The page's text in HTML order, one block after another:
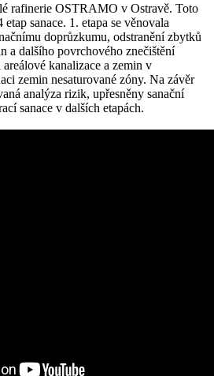
rafinerie OSTRAMO v Ostravě. Toto
sanace. 1. etapa se věnovala
doprůzkumu, odstranění zbytků
a dalšího povrchového znečištění
kanalizace a zemin v
zemin nesaturované zóny. Na závěr
analýza rizik, upřesněny sanační
sanace v dalších etapách.